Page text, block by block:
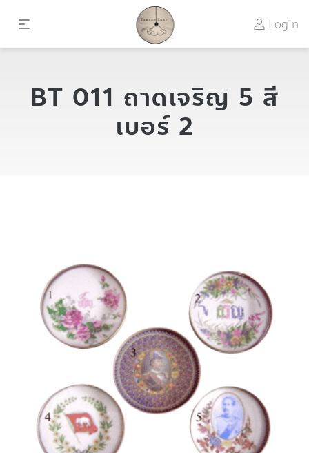
Login
BT 011 ถาดเจริญ 5 สี
เบอร์ 2